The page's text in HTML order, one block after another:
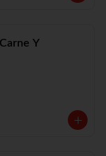
Y